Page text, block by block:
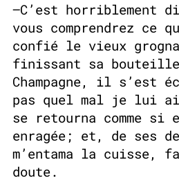
—C’est horriblement
vous comprendrez ce
confié le vieux
finissant sa
Champagne, il s’est
pas quel mal je lui
se retourna comme
enragée; et, de ses
m’entama la cuisse,
doute.